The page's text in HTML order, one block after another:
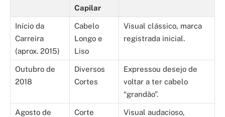
Capilar
Início da
Carreira
(aprox. 2015)
Cabelo
Longo e
Liso
Visual clássico, marca
registrada inicial.
Outubro de
2018
Diversos
Cortes
Expressou desejo de
voltar a ter cabelo
“grandão”.
Agosto de
Corte
Visual audacioso,